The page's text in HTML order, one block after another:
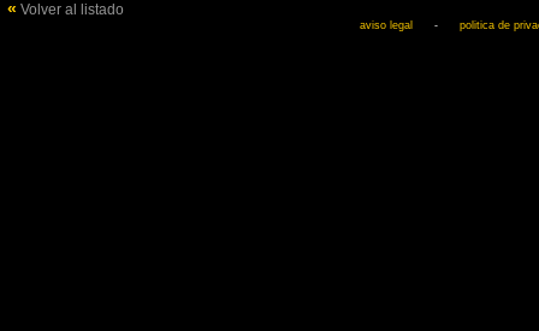
« Volver al listado
aviso legal -politica de